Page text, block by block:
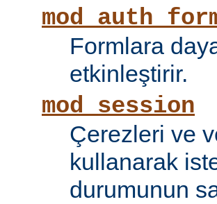
Formlara
etkinleştirir.
mod_session
Çerezleri ve
kullanarak
durumunun